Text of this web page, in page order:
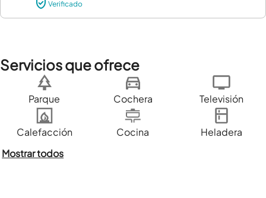
Verificado
Servicios que ofrece
Parque Cochera Televisión
Calefacción Cocina
Heladera
Mostrar todos